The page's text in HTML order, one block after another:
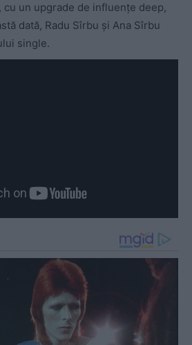
cu un upgrade de influenţe deep,
dată, Radu Sîrbu şi Ana Sîrbu
single.